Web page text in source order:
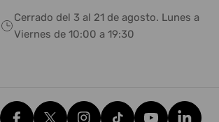
Cerrado del 3 al 21 de agosto. Lunes a
Viernes de 10:00 a 19:30